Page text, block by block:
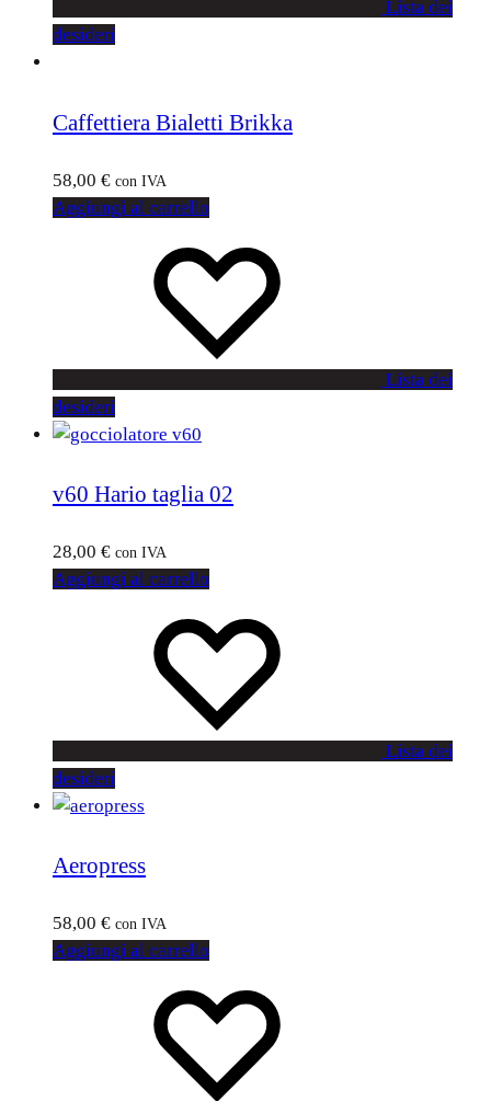
Lista dei
desideri
Caffettiera Bialetti Brikka
58,00 € con IVA
Aggiungi al carrello
Lista dei
desideri
v60 Hario taglia 02
28,00 € con IVA
Aggiungi al carrello
Lista dei
desideri
Aeropress
58,00 € con IVA
Aggiungi al carrello